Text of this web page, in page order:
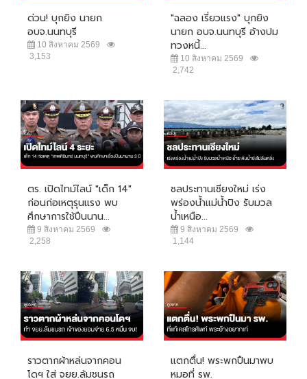
ด่วน! บุกยิง นายก
อบจ.นนทบุรี
10 สิงหาคม 2569
3,153
"ฉลอง เรี่ยวแรง" บุกยิง
นายก อบจ.นนทบุรี อ้างปม
ทวงหนี้...
10 สิงหาคม 2569
2,742
ตร. เปิดไทม์ไลน์ "เด็ก 14"
ก่อนก่อเหตุรุนแรง พบ
ศึกษาการใช้ปืนนาน...
9 สิงหาคม 2569
2,258
ชลประทานเชียงใหม่ เร่ง
พร่องน้ำแม่น้ำปิง รับมวล
น้ำเหนือ...
9 สิงหาคม 2569
1,144
ราวตากผ้าหล่นจากคอน
โดฯ ใส่ จยย.ล้มชนรถ
แตกตื่น! พระพกปืนมาพบ
หมอที่ รพ.